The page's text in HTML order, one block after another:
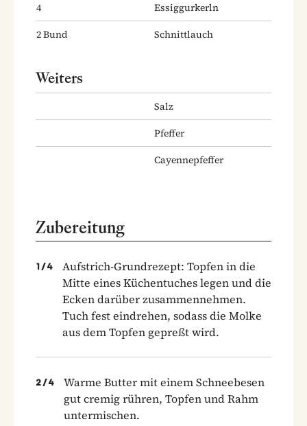
4
Essiggurkerln
2Bund Schnittlauch
Weiters
Salz
Pfeffer
Cayennepfeffer
Zubereitung
1 /4
Aufstrich-Grundrezept: Topfen in die
Mitte eines Küchentuches legen und die
Ecken darüber zusammennehmen.
Tuch fest eindrehen, sodass die Molke
aus dem Topfen gepreßt wird.
2 /4
Warme Butter mit einem Schneebesen
gut cremig rühren, Topfen und Rahm
untermischen.